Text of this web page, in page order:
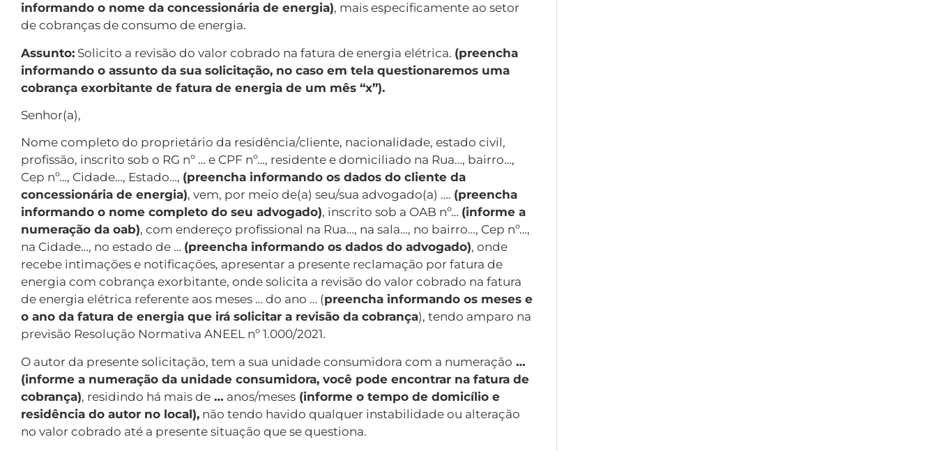
informando o nome da concessionária de energia), mais especificamente ao setor
de cobranças de consumo de energia.
Assunto: Solicito a revisão do valor cobrado na fatura de energia elétrica. (preencha
informando o assunto da sua solicitação, no caso em tela questionaremos uma
cobrança exorbitante de fatura de energia de um mês “x”).
Senhor(a),
Nome completo do proprietário da residência/cliente, nacionalidade, estado civil,
profissão, inscrito sob o RG nº … e CPF nº…, residente e domiciliado na Rua…, bairro…,
Cep nº…, Cidade…, Estado…, (preencha informando os dados do cliente da
concessionária de energia), vem, por meio de(a) seu/sua advogado(a) …. (preencha
informando o nome completo do seu advogado), inscrito sob a OAB nº… (informe a
numeração da oab), com endereço profissional na Rua…, na sala…, no bairro…, Cep nº…,
na Cidade…, no estado de … (preencha informando os dados do advogado), onde
recebe intimações e notificações, apresentar a presente reclamação por fatura de
energia com cobrança exorbitante, onde solicita a revisão do valor cobrado na fatura
de energia elétrica referente aos meses … do ano … (preencha informando os meses e
o ano da fatura de energia que irá solicitar a revisão da cobrança), tendo amparo na
previsão Resolução Normativa ANEEL nº 1.000/2021.
O autor da presente solicitação, tem a sua unidade consumidora com a numeração …
(informe a numeração da unidade consumidora, você pode encontrar na fatura de
cobrança), residindo há mais de … anos/meses (informe o tempo de domicílio e
residência do autor no local), não tendo havido qualquer instabilidade ou alteração
no valor cobrado até a presente situação que se questiona.